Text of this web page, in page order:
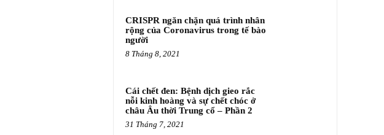
CRISPR ngăn chặn quá trình nhân
rộng của Coronavirus trong tế bào
người
8 Tháng 8, 2021
Cái chết đen: Bệnh dịch gieo rắc
nỗi kinh hoàng và sự chết chóc ở
châu Âu thời Trung cổ – Phần 2
31 Tháng 7, 2021